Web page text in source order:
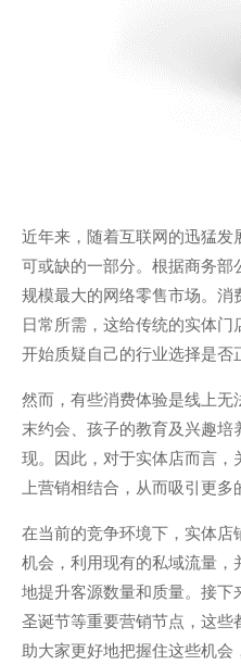
近年来，随着互联网的迅猛
可或缺的一部分。根据商务
规模最大的网络零售市场。
日常所需，这给传统的实体
开始质疑自己的行业选择是否
然而， 有些消费体验是线上无
末约会、孩子的教育及兴趣
现。因此，对于实体店而言
上营销相结合，从而吸引更多
在当前的竞争环境下，实体
机会，利用现有的私域流量
地提升客源数量和质量。接
圣诞节等重要营销节点，这
助大家更好地把握住这些机会